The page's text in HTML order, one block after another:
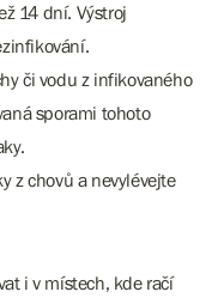
14 dní. Výstroj
či vodu z infikovaného
sporami tohoto
z chovů a nevylévejte
i v místech, kde račí